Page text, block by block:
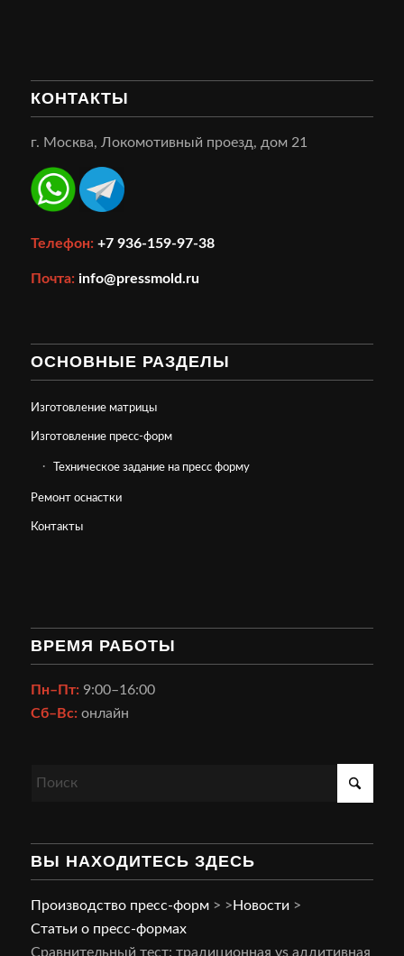
КОНТАКТЫ
г. Москва, Локомотивный проезд, дом 21
Телефон: +7 936-159-97-38
Почта: info@pressmold.ru
ОСНОВНЫЕ РАЗДЕЛЫ
Изготовление матрицы
Изготовление пресс-форм
Техническое задание на пресс форму
Ремонт оснастки
Контакты
ВРЕМЯ РАБОТЫ
Пн–Пт:9:00–16:00
Сб–Вс:онлайн
ВЫ НАХОДИТЕСЬ ЗДЕСЬ
Производство пресс-форм>
Статьи о пресс-формах
> Новости >
Сравнительный тест: традиционная vs аддитивная